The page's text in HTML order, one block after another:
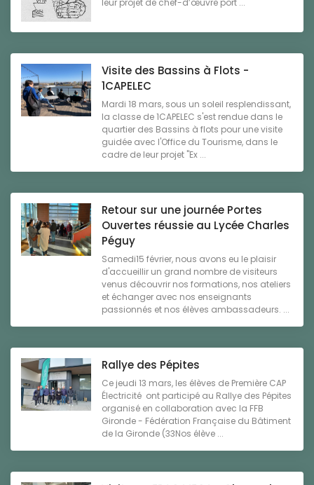
leur projet de chef-d’œuvre port ...
Visite des Bassins à Flots -
1CAPELEC
Mardi 18 mars, sous un soleil resplendissant,
la classe de 1CAPELEC s'est rendue dans le
quartier des Bassins à flots pour une visite
guidée avec l'Office du Tourisme, dans le
cadre de leur projet "Ex ...
Retour sur une journée Portes
Ouvertes réussie au Lycée Charles
Péguy
Samedi15 février, nous avons eu le plaisir
d'accueillir un grand nombre de visiteurs
venus découvrir nos formations, nos ateliers
et échanger avec nos enseignants
passionnés et nos élèves ambassadeurs. ...
Rallye des Pépites
Ce jeudi 13 mars, les élèves de Première CAP
Électricité ont participé au Rallye des Pépites
organisé en collaboration avec la FFB
Gironde - Fédération Française du Bâtiment
de la Gironde (33Nos élève ...